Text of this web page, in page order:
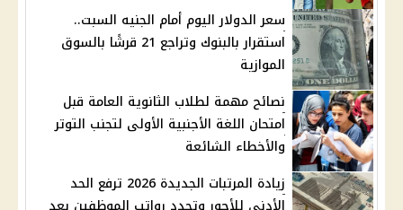
سعر الدولار اليوم أمام الجنيه السبت..
استقرار بالبنوك وتراجع 21 قرشًا بالسوق
الموازية
نصائح مهمة لطلاب الثانوية العامة قبل
امتحان اللغة الأجنبية الأولى لتجنب التوتر
والأخطاء الشائعة
زيادة المرتبات الجديدة 2026 ترفع الحد